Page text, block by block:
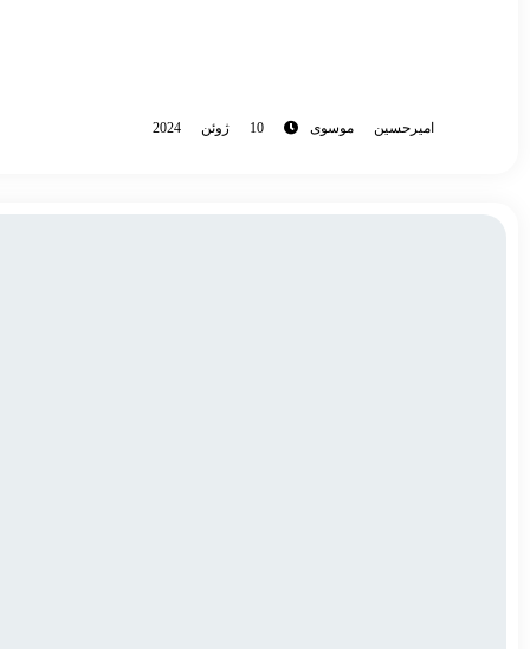
امیرحسین موسوی